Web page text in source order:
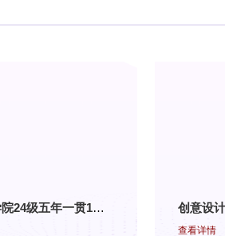
创意设计学院24级五年一贯1、2班《Illustrator》结课作品展
查看详情